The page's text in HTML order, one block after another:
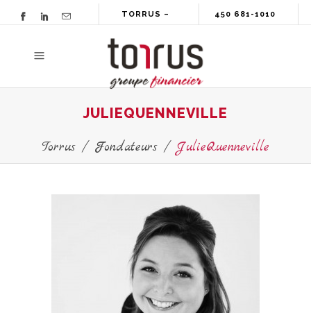
TORRUS – 450 681-1010
JULIEQUENNEVILLE
Torrus/ Fondateurs/JulieQuenneville